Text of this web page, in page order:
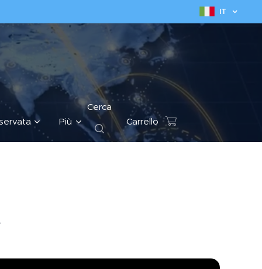
IT
Più
Cerca
Carrello